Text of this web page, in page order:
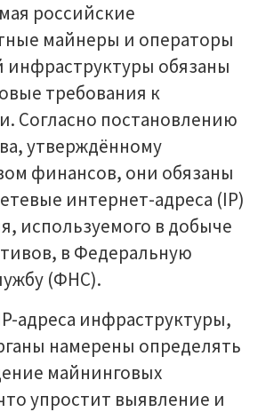
российские
майнеры и операторы
инфраструктуры обязаны
требования к
Согласно постановлению
утверждённому
финансов, они обязаны
интернет-адреса (IP)
используемого в добыче
в Федеральную
(ФНС).
адреса инфраструктуры,
намерены определять
майнинговых
упростит выявление и